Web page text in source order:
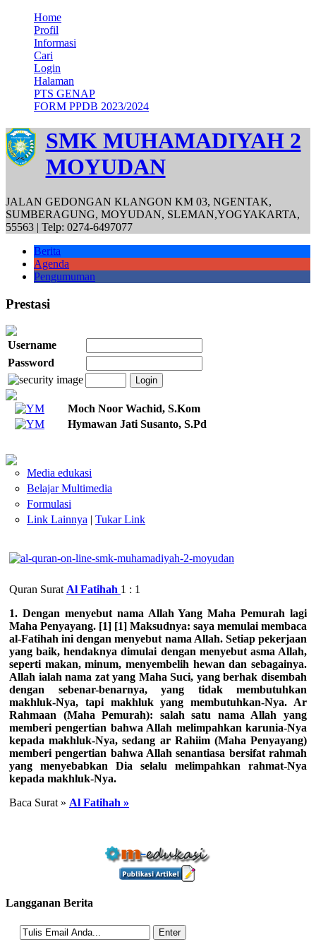
Home
Profil
Informasi
Cari
Login
Halaman
PTS GENAP
FORM PPDB 2023/2024
SMK MUHAMADIYAH 2
MOYUDAN
JALAN GEDONGAN KLANGON KM 03, NGENTAK,
SUMBERAGUNG, MOYUDAN, SLEMAN,YOGYAKARTA,
55563 | Telp: 0274-6497077
Berita
Agenda
Pengumuman
Prestasi
Username
Password
Moch Noor Wachid, S.Kom
Hymawan Jati Susanto, S.Pd
Media edukasi
Belajar Multimedia
Formulasi
Link Lainnya | Tukar Link
Quran Surat Al Fatihah 1 : 1
1. Dengan menyebut nama Allah Yang Maha Pemurah lagi
Maha Penyayang. [1] [1] Maksudnya: saya memulai membaca
al-Fatihah ini dengan menyebut nama Allah. Setiap pekerjaan
yang baik, hendaknya dimulai dengan menyebut asma Allah,
seperti makan, minum, menyembelih hewan dan sebagainya.
Allah ialah nama zat yang Maha Suci, yang berhak disembah
dengan sebenar-benarnya, yang tidak membutuhkan
makhluk-Nya, tapi makhluk yang membutuhkan-Nya. Ar
Rahmaan (Maha Pemurah): salah satu nama Allah yang
memberi pengertian bahwa Allah melimpahkan karunia-Nya
kepada makhluk-Nya, sedang ar Rahiim (Maha Penyayang)
memberi pengertian bahwa Allah senantiasa bersifat rahmah
yang menyebabkan Dia selalu melimpahkan rahmat-Nya
kepada makhluk-Nya.
Baca Surat » Al Fatihah »
Langganan Berita